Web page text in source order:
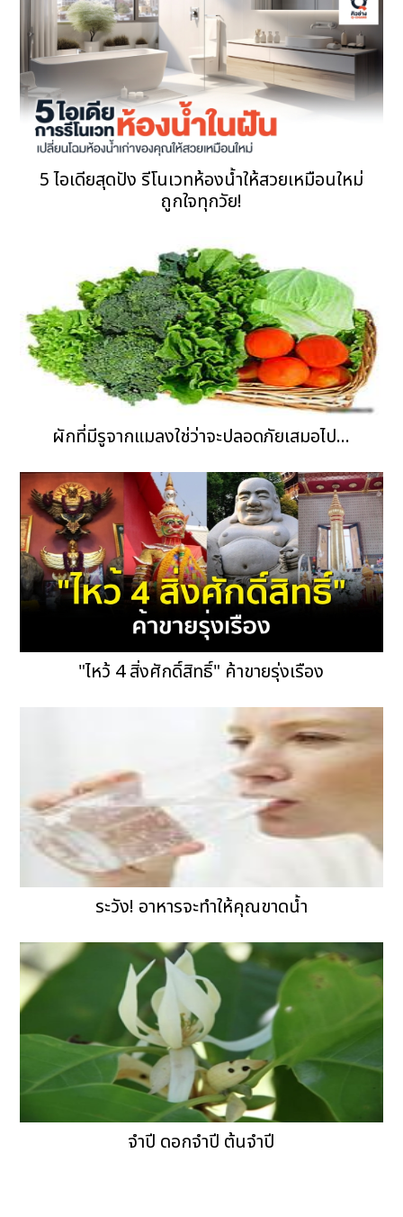
5 ไอเดียสุดปัง รีโนเวทห้องน้ำให้สวยเหมือนใหม่
ถูกใจทุกวัย!
ผักที่มีรูจากแมลงใช่ว่าจะปลอดภัยเสมอไป...
"ไหว้ 4 สิ่งศักดิ์สิทธิ์" ค้าขายรุ่งเรือง
ระวัง! อาหารจะทำให้คุณขาดน้ำ
จำปี ดอกจำปี ต้นจำปี